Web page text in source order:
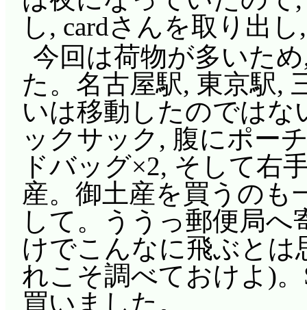
し, cardさんを取り出
今回は荷物が多いた
た。名古屋駅, 東京駅,
いは移動したのでは
ックサック, 腹にポー
ドバッグ×2, そして右
産。御土産を買うの
して。ううっ郵便局
けでこんなに飛ぶと
れこそ調べておけよ)
買いました。